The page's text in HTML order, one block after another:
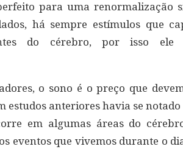
para uma renormalização
há sempre estímulos que
do cérebro, por isso ele
o sono é o preço que
estudos anteriores havia se
em algumas áreas do
eventos que vivemos durante o